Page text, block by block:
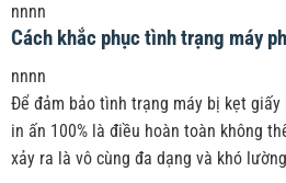
nnnn
Cách khắc phục tình trạng máy
nnnn
Để đảm bảo tình trạng máy bị kẹt
in ấn 100% là điều hoàn toàn không
xảy ra là vô cùng đa dạng và khó